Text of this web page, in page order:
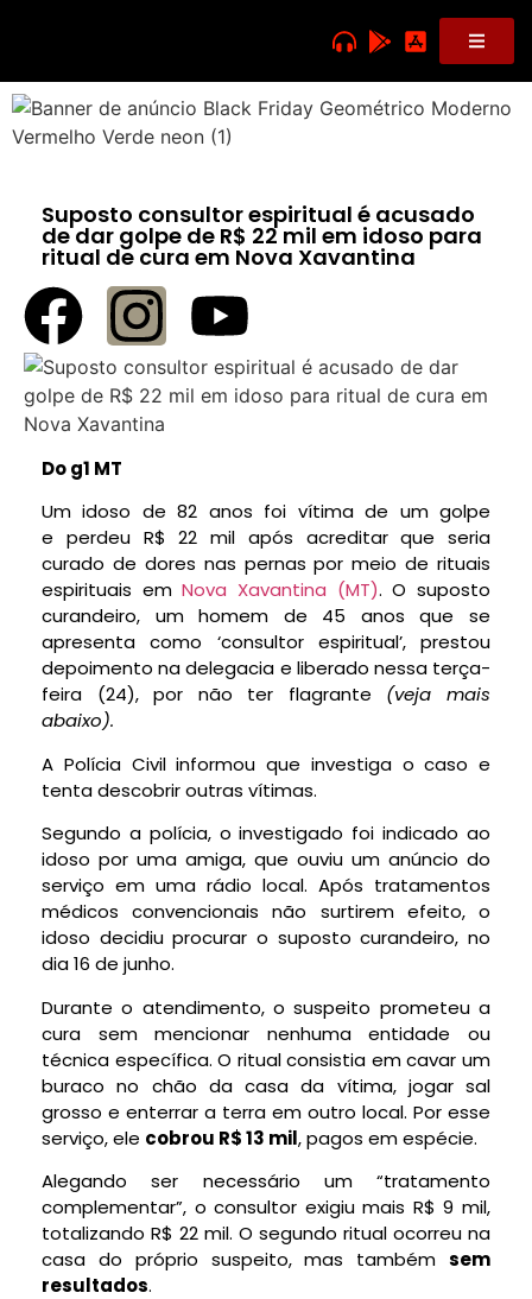
Suposto consultor espiritual é acusado
de dar golpe de R$ 22 mil em idoso para
ritual de cura em Nova Xavantina
Do g1 MT
Um idoso de 82 anos foi vítima de um golpe
e perdeu R$ 22 mil após acreditar que seria
curado de dores nas pernas por meio de rituais
espirituais emNova Xavantina (MT). O suposto
curandeiro, um homem de 45 anos que se
apresenta como ‘consultor espiritual’, prestou
depoimento na delegacia e liberado nessa terça-
feira (24), por não ter flagrante (veja mais
abaixo).
A Polícia Civil informou que investiga o caso e
tenta descobrir outras vítimas.
Segundo a polícia, o investigado foi indicado ao
idoso por uma amiga, que ouviu um anúncio do
serviço em uma rádio local. Após tratamentos
médicos convencionais não surtirem efeito, o
idoso decidiu procurar o suposto curandeiro, no
dia 16 de junho.
Durante o atendimento, o suspeito prometeu a
cura sem mencionar nenhuma entidade ou
técnica específica. O ritual consistia em cavar um
buraco no chão da casa da vítima, jogar sal
grosso e enterrar a terra em outro local. Por esse
serviço, ele cobrou R$ 13 mil, pagos em espécie.
Alegando ser necessário um “tratamento
complementar”, o consultor exigiu mais R$ 9 mil,
totalizando R$ 22 mil. O segundo ritual ocorreu na
casa do próprio suspeito, mas também sem
resultados.